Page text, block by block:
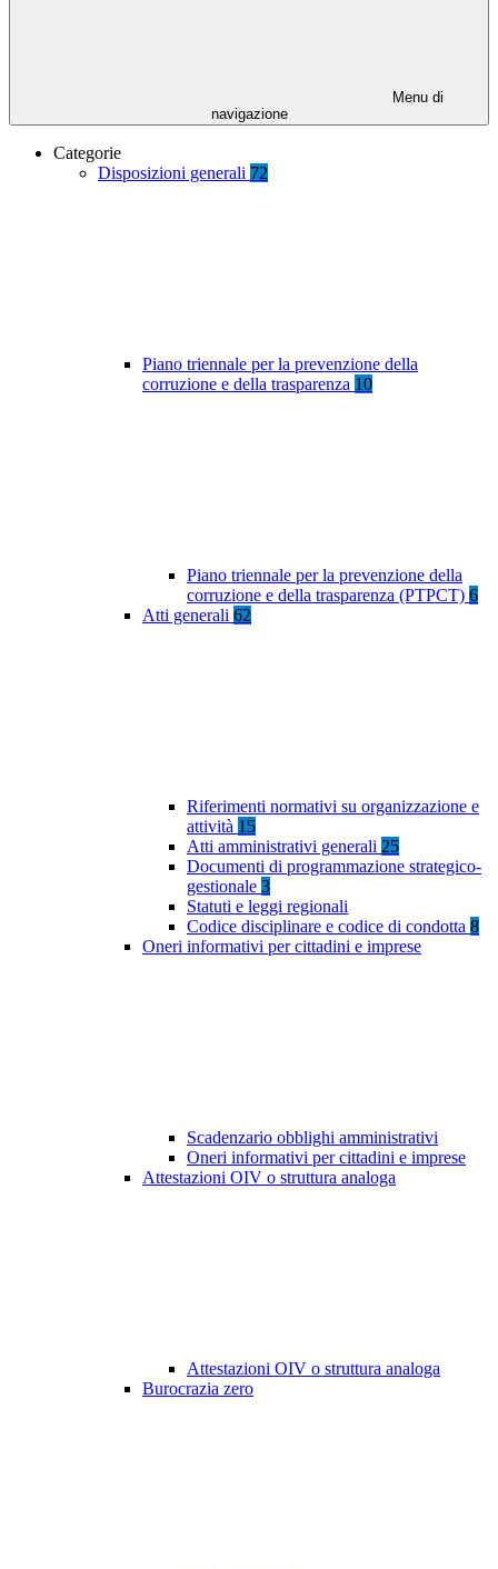
Menu di
navigazione
Categorie
Disposizioni generali 72
Piano triennale per la prevenzione della
corruzione e della trasparenza 10
Piano triennale per la prevenzione della
corruzione e della trasparenza (PTPCT) 6
Atti generali 62
Riferimenti normativi su organizzazione e
attività 15
Atti amministrativi generali 25
Documenti di programmazione strategico-
gestionale 3
Statuti e leggi regionali
Codice disciplinare e codice di condotta 8
Oneri informativi per cittadini e imprese
Scadenzario obblighi amministrativi
Oneri informativi per cittadini e imprese
Attestazioni OIV o struttura analoga
Attestazioni OIV o struttura analoga
Burocrazia zero